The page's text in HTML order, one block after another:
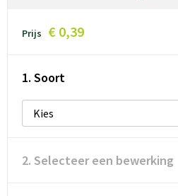
Prijs € 0,39
1. Soort
2. Selecteer een bewerking